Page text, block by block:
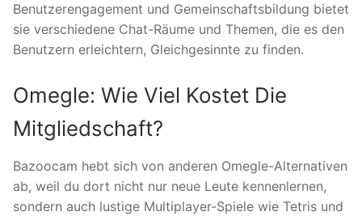
Benutzerengagement und Gemeinschaftsbildung bietet
sie verschiedene Chat-Räume und Themen, die es den
Benutzern erleichtern, Gleichgesinnte zu finden.
Omegle: Wie Viel Kostet Die
Mitgliedschaft?
Bazoocam hebt sich von anderen Omegle-Alternativen
ab, weil du dort nicht nur neue Leute kennenlernen,
sondern auch lustige Multiplayer-Spiele wie Tetris und